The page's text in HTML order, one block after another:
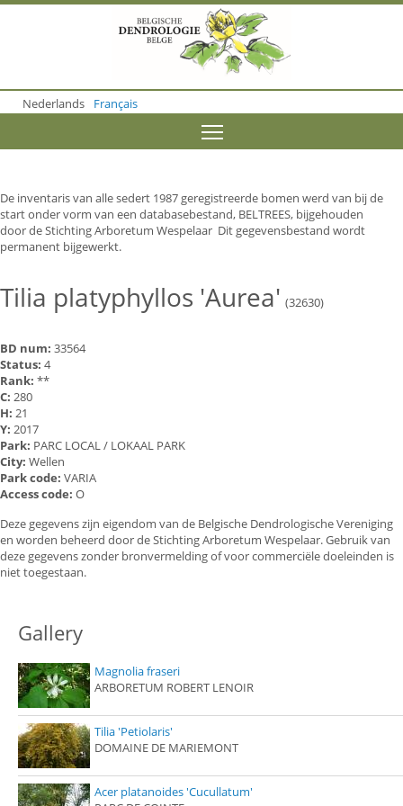
o
m
o
n
t
e
n
Nederlands Français
De inventaris van alle sedert 1987 geregistreerde bomen werd van bij de
start onder vorm van een databasebestand, BELTREES, bijgehouden
door de Stichting Arboretum Wespelaar Dit gegevensbestand wordt
permanent bijgewerkt.
Tilia platyphyllos 'Aurea' (32630)
BD num: 33564
Status: 4
Rank: **
C: 280
H: 21
Y: 2017
Park: PARC LOCAL / LOKAAL PARK
City: Wellen
Park code: VARIA
Access code: O
Deze gegevens zijn eigendom van de Belgische Dendrologische Vereniging
en worden beheerd door de Stichting Arboretum Wespelaar. Gebruik van
deze gegevens zonder bronvermelding of voor commerciële doeleinden is
niet toegestaan.
Gallery
Magnolia fraseri
ARBORETUM ROBERT LENOIR
Tilia 'Petiolaris'
DOMAINE DE MARIEMONT
Acer platanoides 'Cucullatum'